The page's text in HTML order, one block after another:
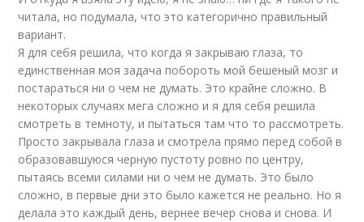
читала, но подумала, что это категорично правильный
вариант.
Я для себя решила, что когда я закрываю глаза, то
единственная моя задача побороть мой бешеный мозг и
постараться ни о чем не думать. Это крайне сложно. В
некоторых случаях мега сложно и я для себя решила
смотреть в темноту, и пытаться там что то рассмотреть.
Просто закрывала глаза и смотрела прямо перед собой в
образовавшуюся черную пустоту ровно по центру,
пытаясь всеми силами ни о чем не думать. Это было
сложно, в первые дни это было кажется не реально. Но я
делала это каждый день, вернее вечер снова и снова. И